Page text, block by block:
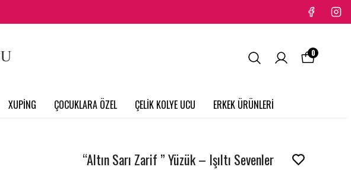
XUPİNG ÇOCUKLARA ÖZEL ÇELİK KOLYE UCU ERKEK ÜRÜNLERİ
0
“Altın Sarı Zarif ” Yüzük – Işıltı Sevenler